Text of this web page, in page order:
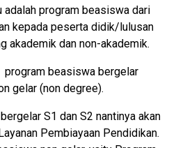
adalah program beasiswa dari
kepada peserta didik/lulusan
akademik dan non-akademik.
program beasiswa bergelar
gelar (non degree).
S1 dan S2 nantinya akan
Pembiayaan Pendidikan.